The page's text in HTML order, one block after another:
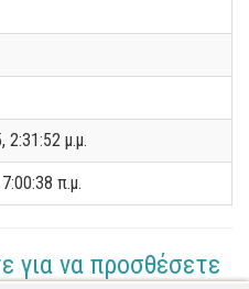
2:31:52 μ.μ.
π.μ.
για να προσθέσετε